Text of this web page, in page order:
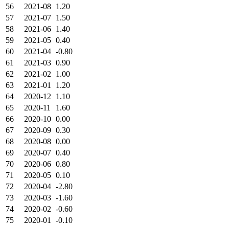
56
2021-08 1.20
57
2021-07 1.50
58
2021-06 1.40
59
2021-05 0.40
60
2021-04 -0.80
61
2021-03 0.90
62
2021-02
1.00
63
2021-01
1.20
64
2020-12
1.10
65
2020-11
1.60
66
2020-10 0.00
67
2020-09 0.30
68
2020-08 0.00
69
2020-07 0.40
70
2020-06 0.80
71
2020-05 0.10
72
2020-04 -2.80
73
2020-03 -1.60
74
2020-02 -0.60
75
2020-01 -0.10